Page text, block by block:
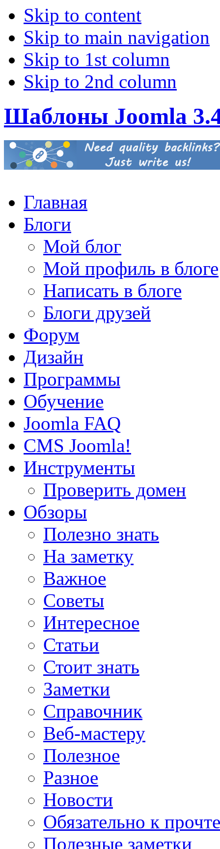
Skip to content
Skip to main navigation
Skip to 1st column
Skip to 2nd column
Шаблоны Joomla
Главная
Блоги
Мой блог
Мой профиль в блоге
Написать в блоге
Блоги друзей
Форум
Дизайн
Программы
Обучение
Joomla FAQ
CMS Joomla!
Инструменты
Проверить домен
Обзоры
Полезно знать
На заметку
Важное
Советы
Интересное
Статьи
Стоит знать
Заметки
Справочник
Веб-мастеру
Полезное
Разное
Новости
Обязательно к
Полезные заметки